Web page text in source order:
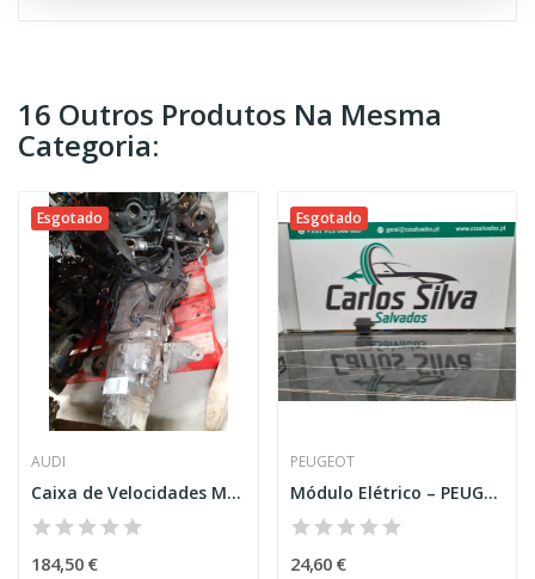
16 Outros Produtos Na Mesma
Categoria:
Esgotado
AUDI
Caixa de Velocidades Manual – AUDI A4 (8D2. B5)
184,50 €
Esgotado
PEUGEOT
Módulo Elétrico – PEUGEOT 3008 SUV (M_)
24,60 €